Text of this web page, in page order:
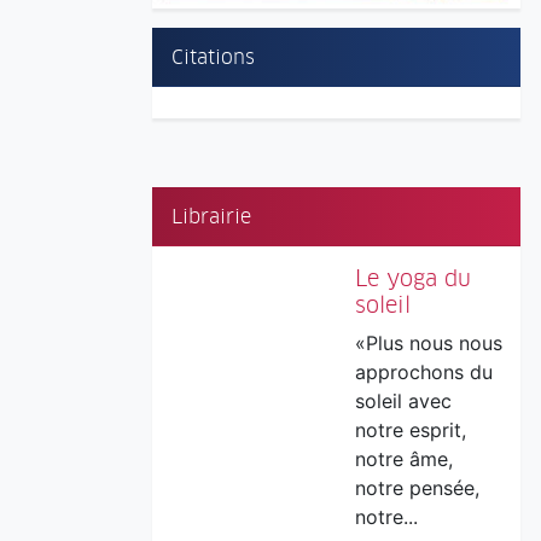
Citations
Librairie
Le yoga du
soleil
«Plus nous nous
approchons du
soleil avec
notre esprit,
notre âme,
notre pensée,
notre...